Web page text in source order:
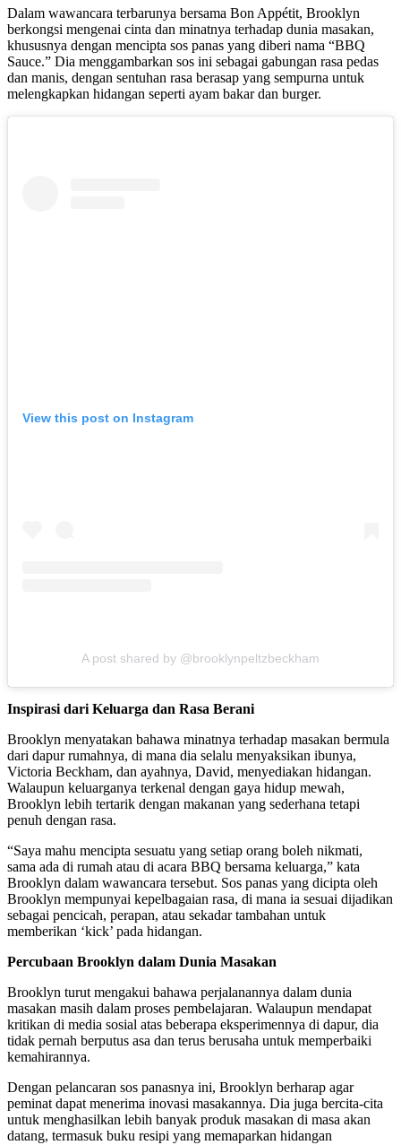
Dalam wawancara terbarunya bersama Bon Appétit, Brooklyn
berkongsi mengenai cinta dan minatnya terhadap dunia masakan,
khususnya dengan mencipta sos panas yang diberi nama “BBQ
Sauce.” Dia menggambarkan sos ini sebagai gabungan rasa pedas
dan manis, dengan sentuhan rasa berasap yang sempurna untuk
melengkapkan hidangan seperti ayam bakar dan burger.
View this post on Instagram
A post shared by @brooklynpeltzbeckham
Inspirasi dari Keluarga dan Rasa Berani
Brooklyn menyatakan bahawa minatnya terhadap masakan bermula
dari dapur rumahnya, di mana dia selalu menyaksikan ibunya,
Victoria Beckham, dan ayahnya, David, menyediakan hidangan.
Walaupun keluarganya terkenal dengan gaya hidup mewah,
Brooklyn lebih tertarik dengan makanan yang sederhana tetapi
penuh dengan rasa.
“Saya mahu mencipta sesuatu yang setiap orang boleh nikmati,
sama ada di rumah atau di acara BBQ bersama keluarga,” kata
Brooklyn dalam wawancara tersebut. Sos panas yang dicipta oleh
Brooklyn mempunyai kepelbagaian rasa, di mana ia sesuai dijadikan
sebagai pencicah, perapan, atau sekadar tambahan untuk
memberikan ‘kick’ pada hidangan.
Percubaan Brooklyn dalam Dunia Masakan
Brooklyn turut mengakui bahawa perjalanannya dalam dunia
masakan masih dalam proses pembelajaran. Walaupun mendapat
kritikan di media sosial atas beberapa eksperimennya di dapur, dia
tidak pernah berputus asa dan terus berusaha untuk memperbaiki
kemahirannya.
Dengan pelancaran sos panasnya ini, Brooklyn berharap agar
peminat dapat menerima inovasi masakannya. Dia juga bercita-cita
untuk menghasilkan lebih banyak produk masakan di masa akan
datang, termasuk buku resipi yang memaparkan hidangan